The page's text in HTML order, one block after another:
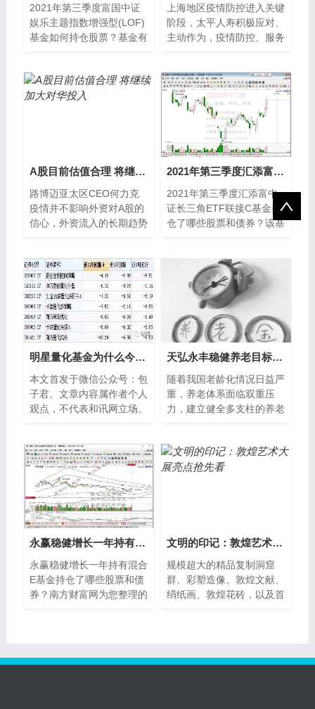
2021年第三季度富国中证
娱乐主题指数增强型(LOF)
基金如何持仓股票？基金有
情供大家参考。
上海地区疫情防控进入关键
阶段，太平人寿积极应对、
主动作为，疫情防控、服务
线，确保太平...
A股目前估值合理 将继续加大对华投入
路博迈亚太区CEO何力克
疫情并不影响外资对A股的
信心，外资流入的长期趋势
长期依然看好其中的投
2021年第三季度汇添富中证长三角ETF联接C基金持仓了哪些股票和债券？该基金2020年利润如何？
2021年第三季度汇添富中
证长三角ETF联接C基金持
仓了哪些股票和债券？该基
证长三角ETF
明星量化基金为什么今年以来跌得比较多？
本文首发于微信公众号：包
子君。文章内容属作者个人
观点，不代表和讯网立场。
爆表，今年...
天弘永丰稳健养老目标一年持有期FOF将于11月5日发行
随着我国老龄化情况日益严
重，养老体系面临双重压
力，建立健全多支柱的养老
发行，意味着公募基
永赢稳健增长一年持有混合E基金持仓了哪些股票和债券？（2021年第二季度）
永赢稳健增长一年持有混合
E基金持仓了哪些股票和债
券？南方财富网为您整理的
文明的印记：敦煌艺术大展亮点抢先看
规模超大的精品复制洞窟
群、彩塑造像、敦煌文献、
绢纸画、敦煌花砖，以及首